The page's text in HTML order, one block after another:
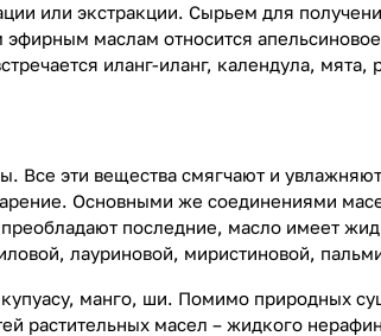
или экстракции. Сырьем для
маслам относится
иланг-иланг, календула, мята,
Все эти вещества смягчают и
Основными же соединениями
последние, масло имеет
лауриновой, миристиновой,
манго, ши. Помимо природных
растительных масел – жидкого